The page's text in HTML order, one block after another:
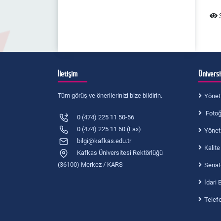
İletişim
Tüm görüş ve önerilerinizi bize bildirin.
0 (474) 225 11 50-56
0 (474) 225 11 60 (Fax)
bilgi@kafkas.edu.tr
Kafkas Üniversitesi Rektörlüğü
(36100) Merkez / KARS
İdari